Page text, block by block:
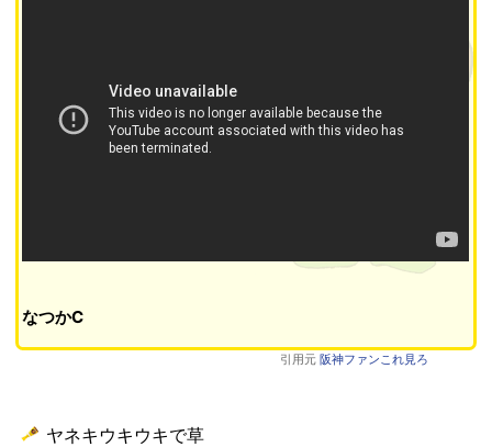
なつかC
引用元 阪神ファンこれ見ろ
ヤネキウキウキで草